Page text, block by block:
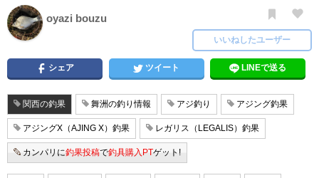
oyazi bouzu
いいねしたユーザー
シェア ツイート LINEで送る
関西の釣果 舞洲の釣り情報 アジ釣り アジング釣果
アジングX（AJING X）釣果 レガリス（LEGALIS）釣果
カンパリに釣果投稿で釣具購入PTゲット!